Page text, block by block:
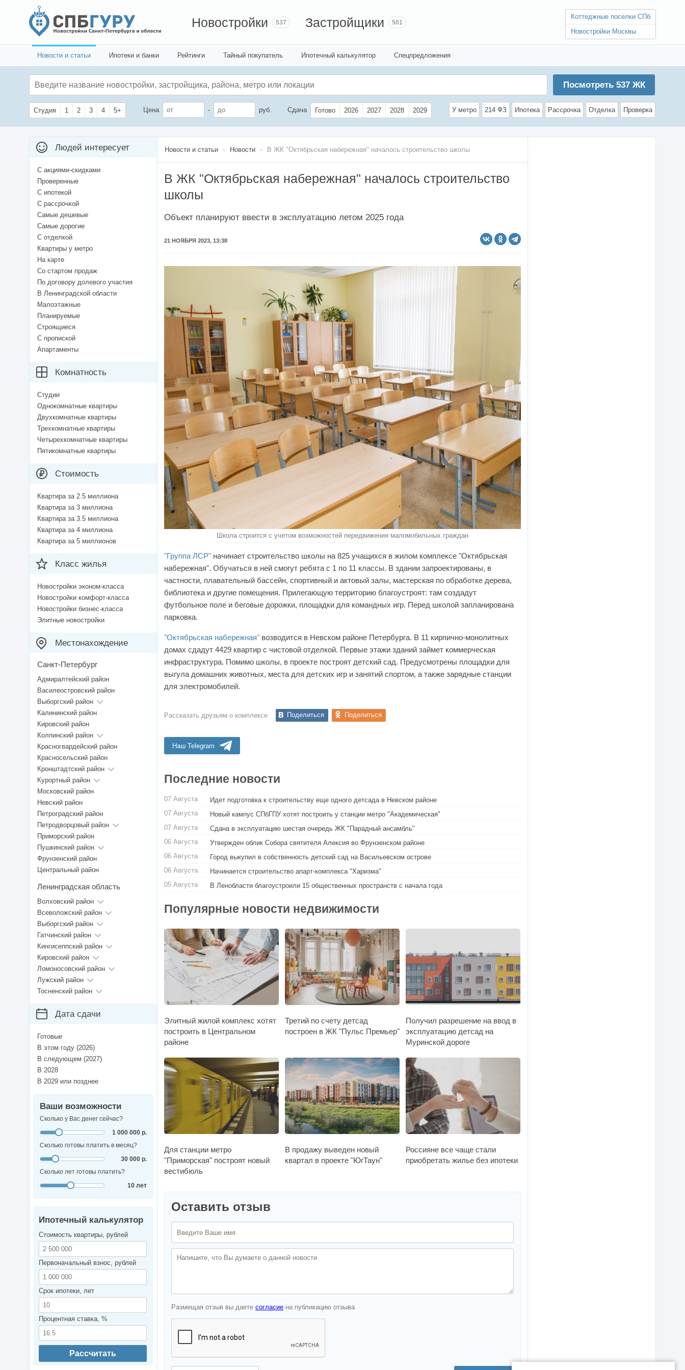
Новостройки 537 Застройщики 501
Коттеджные поселки СПб
Новостройки Москвы
Новости и статьи Ипотеки и банки Рейтинги Тайный покупатель Ипотечный калькулятор Спецпредложения
Посмотреть 537ЖК
Студия 1 2 3 4 5+ Цена - руб. Сдача Готово 2026 2027 2028 2029 У метро 214 ФЗ Ипотека Рассрочка Отделка Проверка
Новости и статьи Новости В ЖК "Октябрьская набережная" началось строительство школы
В ЖК "Октябрьская набережная" началось строительство
школы
Объект планируют ввести в эксплуатацию летом 2025 года
21 НОЯБРЯ 2023, 13:38
Школа строится с учетом возможностей передвижения маломобильных граждан
"Группа ЛСР" начинает строительство школы на 825 учащихся в жилом комплексе "Октябрьская
набережная". Обучаться в ней смогут ребята с 1 по 11 классы. В здании запроектированы, в
частности, плавательный бассейн, спортивный и актовый залы, мастерская по обработке дерева,
библиотека и другие помещения. Прилегающую территорию благоустроят: там создадут
футбольное поле и беговые дорожки, площадки для командных игр. Перед школой запланирована
парковка.
"Октябрьская набережная" возводится в Невском районе Петербурга. В 11 кирпично-монолитных
домах сдадут 4429 квартир с чистовой отделкой. Первые этажи зданий займет коммерческая
инфраструктура. Помимо школы, в проекте построят детский сад. Предусмотрены площадки для
выгула домашних животных, места для детских игр и занятий спортом, а также зарядные станции
для электромобилей.
Рассказать друзьям о комплексе Поделиться Поделиться
Наш Telegram
Последние новости
07 Августа
Идет подготовка к строительству еще одного детсада в Невском районе
07 Августа
Новый кампус СПбГПУ хотят построить у станции метро "Академическая"
07 Августа
Сдана в эксплуатацию шестая очередь ЖК "Парадный ансамбль"
06 Августа
Утвержден облик Собора святителя Алексия во Фрунзенском районе
06 Августа
Город выкупил в собственность детский сад на Васильевском острове
06 Августа
Начинается строительство апарт-комплекса "Харизма"
05 Августа
В Ленобласти благоустроили 15 общественных пространств с начала года
Популярные новости недвижимости
Элитный жилой комплекс хотят
построить в Центральном
районе
Третий по счету детсад
построен в ЖК "Пульс Премьер"
Получил разрешение на ввод в
эксплуатацию детсад на
Муринской дороге
Для станции метро
"Приморская" построят новый
вестибюль
В продажу выведен новый
квартал в проекте "ЮгТаун"
Россияне все чаще стали
приобретать жилье без ипотеки
Оставить отзыв
Размещая отзыв вы даете согласие на публикацию отзыва
Людей интересует
С акциями-скидками
Проверенные
С ипотекой
С рассрочкой
Самые дешевые
Самые дорогие
С отделкой
Квартиры у метро
На карте
Со стартом продаж
По договору долевого участия
В Ленинградской области
Малоэтажные
Планируемые
Строящиеся
С пропиской
Апартаменты
Комнатность
Студии
Однокомнатные квартиры
Двухкомнатные квартиры
Трехкомнатные квартиры
Четырехкомнатные квартиры
Пятикомнатные квартиры
Стоимость
Квартира за 2.5 миллиона
Квартира за 3 миллиона
Квартира за 3.5 миллиона
Квартира за 4 миллиона
Квартира за 5 миллионов
Класс жилья
Новостройки эконом-класса
Новостройки комфорт-класса
Новостройки бизнес-класса
Элитные новостройки
Местонахождение
Санкт-Петербург
Адмиралтейский район
Василеостровский район
Выборгский район
Калининский район
Кировский район
Колпинский район
Красногвардейский район
Красносельский район
Кронштадтский район
Курортный район
Московский район
Невский район
Петроградский район
Петродворцовый район
Приморский район
Пушкинский район
Фрунзенский район
Центральный район
Ленинградская область
Волховский район
Всеволожский район
Выборгский район
Гатчинский район
Кингисеппский район
Кировский район
Ломоносовский район
Лужский район
Тосненский район
Дата сдачи
Готовые
В этом году (2026)
В следующем (2027)
В 2028
В 2029 или позднее
Ваши возможности
Сколько у Вас денег сейчас?
1 000 000 р.
Сколько готовы платить в месяц?
30 000 р.
Сколько лет готовы платить?
10 лет
Ипотечный калькулятор
Стоимость квартиры, рублей
Первоначальный взнос, рублей
Срок ипотеки, лет
Процентная ставка, %
Рассчитать